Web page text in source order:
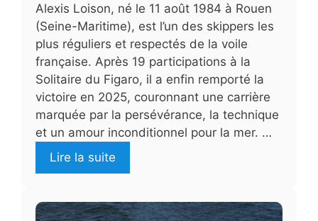
Alexis Loison, né le 11 août 1984 à Rouen
(Seine-Maritime), est l’un des skippers les
plus réguliers et respectés de la voile
française. Après 19 participations à la
Solitaire du Figaro, il a enfin remporté la
victoire en 2025, couronnant une carrière
marquée par la persévérance, la technique
et un amour inconditionnel pour la mer. …
Lire la suite